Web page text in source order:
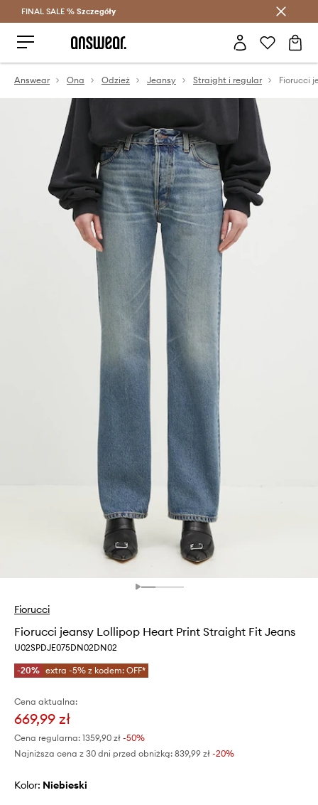
Oszczędzaj z Answear Club >
FINAL SALE % Szczegóły
Answear Ona Odzież Jeansy Straight i regular
Fiorucci
Fiorucci jeansy Lollipop Heart Print Straight Fit Jeans
U02SPDJE075DN02DN02
-20% extra -5% z kodem: OFF*
Cena aktualna:
669,99 zł
Cena regularna: 1359,90 zł -50%
Najniższa cena z 30 dni przed obniżką: 839,99 zł -20%
Kolor: niebieski